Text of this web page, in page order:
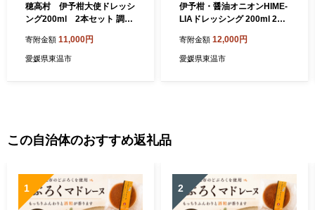
穂高村 伊予柑大使ドレッシ
ング200ml 2本セット 調味
ルパッチョ
寄附金額 11,000円
愛媛県東温市
伊予柑・醤油オニオンHIME-
LIAドレッシング 200ml 2本
ん たまねぎ 愛媛産
寄附金額 12,000円
愛媛県東温市
この自治体のおすすめ返礼品
1 2